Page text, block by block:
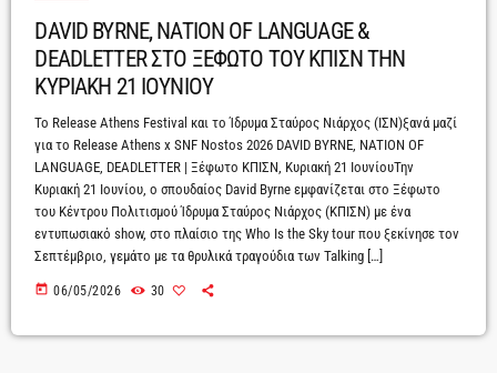
DAVID BYRNE, NATION OF LANGUAGE &
DEADLETTER ΣΤΟ ΞΕΦΩΤΟ ΤΟΥ ΚΠΙΣΝ ΤΗΝ
ΚΥΡΙΑΚΗ 21 ΙΟΥΝΙΟΥ
Το Release Athens Festival και το Ίδρυμα Σταύρος Νιάρχος (ΙΣΝ)ξανά μαζί
για το Release Athens x SNF Nostos 2026 DAVID BYRNE, NATION OF
LANGUAGE, DEADLETTER | Ξέφωτο ΚΠΙΣΝ, Κυριακή 21 ΙουνίουΤην
Κυριακή 21 Ιουνίου, ο σπουδαίος David Byrne εμφανίζεται στο Ξέφωτο
του Κέντρου Πολιτισμού Ίδρυμα Σταύρος Νιάρχος (ΚΠΙΣΝ) με ένα
εντυπωσιακό show, στο πλαίσιο της Who Is the Sky tour που ξεκίνησε τον
Σεπτέμβριο, γεμάτο με τα θρυλικά τραγούδια των Talking […]
today 06/05/2026 30